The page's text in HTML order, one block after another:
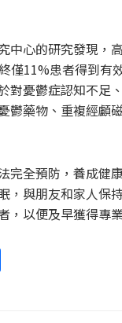
中心的研究發現，
僅11%患者得到有
對憂鬱症認知不足
鬱藥物、重複經顱
完全預防，養成健
，與朋友和家人保
，以便及早獲得專